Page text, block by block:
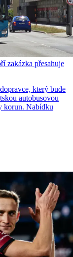
zakázka přesahuje
který bude
autobusovou
korun. Nabídku